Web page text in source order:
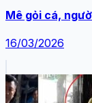
Mê gỏi cá,
16/03/2026